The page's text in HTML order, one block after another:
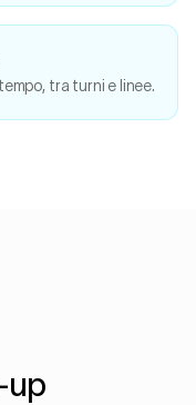
tra turni e linee.
up